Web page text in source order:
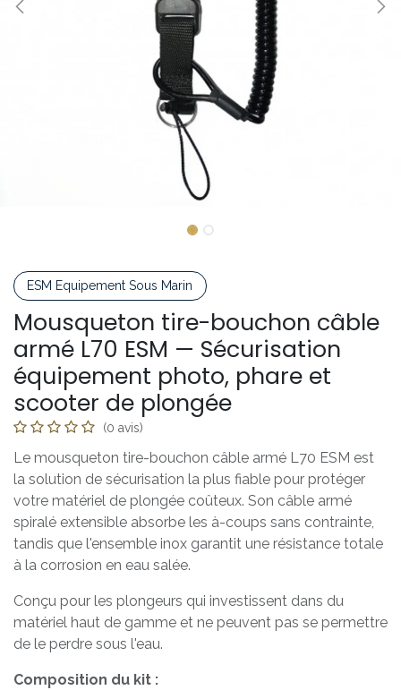
ESM Equipement Sous Marin
Mousqueton tire-bouchon câble
armé L70 ESM — Sécurisation
équipement photo, phare et
scooter de plongée
(0 avis)
Le mousqueton tire-bouchon câble armé L70 ESM est
la solution de sécurisation la plus fiable pour protéger
votre matériel de plongée coûteux. Son câble armé
spiralé extensible absorbe les à-coups sans contrainte,
tandis que l'ensemble inox garantit une résistance totale
à la corrosion en eau salée.
Conçu pour les plongeurs qui investissent dans du
matériel haut de gamme et ne peuvent pas se permettre
de le perdre sous l'eau.
Composition du kit :